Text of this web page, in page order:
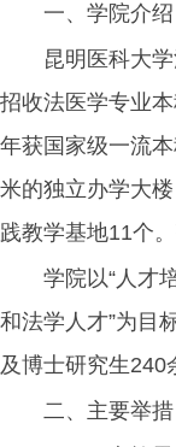
一、学院介绍
昆明医科大
招收法医学专业
年获国家级一流
米的独立办学大
践教学基地11个
学院以“人才
和法学人才”为目
及博士研究生240
二、主要举措